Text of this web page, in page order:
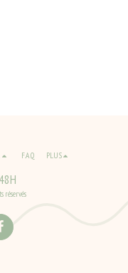
réservés
F.A.Q PLUS